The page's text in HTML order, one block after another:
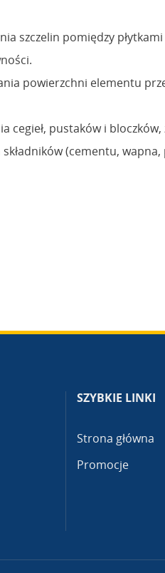
szczelin pomiędzy
powierzchni elementu
cegieł, pustaków i
(cementu,
SZYBKIE LINKI
Strona główna
Promocje